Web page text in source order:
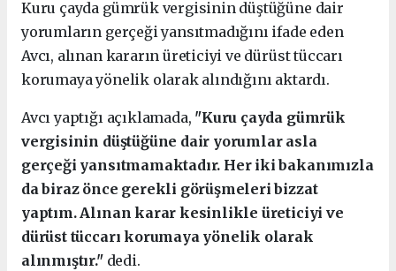
Kuru çayda gümrük vergisinin düştüğüne dair
yorumların gerçeği yansıtmadığını ifade eden
Avcı, alınan kararın üreticiyi ve dürüst tüccarı
korumaya yönelik olarak alındığını aktardı.
Avcı yaptığı açıklamada, "Kuru çayda gümrük
vergisinin düştüğüne dair yorumlar asla
gerçeği yansıtmamaktadır. Her iki bakanımızla
da biraz önce gerekli görüşmeleri bizzat
yaptım. Alınan karar kesinlikle üreticiyi ve
dürüst tüccarı korumaya yönelik olarak
alınmıştır."dedi.